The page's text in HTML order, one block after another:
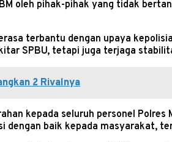
oleh pihak-pihak yang tidak
terbantu dengan upaya
SPBU, tetapi juga terjaga
2 Rivalnya
kepada seluruh personel
baik kepada masyarakat,